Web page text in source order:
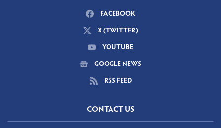
FACEBOOK
X (TWITTER)
YOUTUBE
GOOGLE NEWS
RSS FEED
CONTACT US